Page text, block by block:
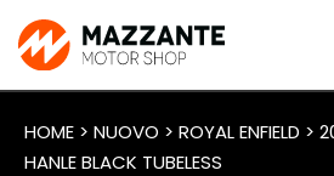
HOME > NUOVO > ROYAL ENFIELD >
HANLE BLACK TUBELESS